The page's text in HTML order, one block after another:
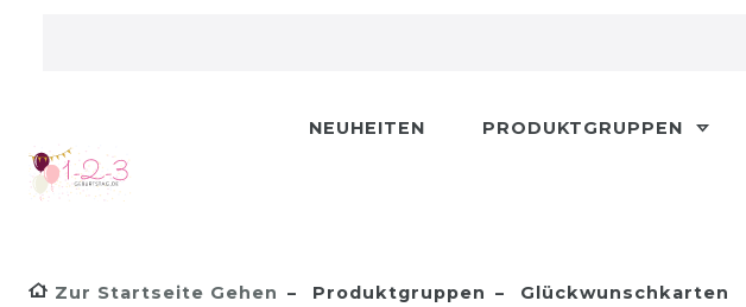
NEUHEITEN PRODUKTGRUPPEN
Zur Startseite Gehen Produktgruppen
Glückwunschkarten